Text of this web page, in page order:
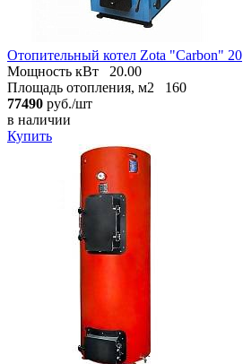
Отопительный котел Zota "Carbon" 20
Мощность кВт
20.00
Площадь отопления, м2
160
77490 руб./шт
в наличии
Купить